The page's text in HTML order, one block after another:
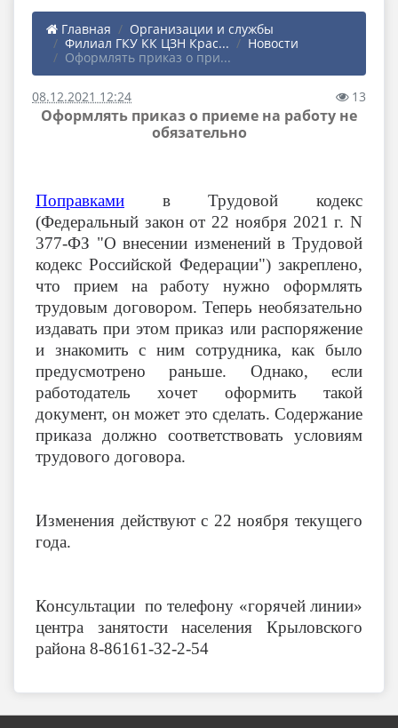
Главная
Организации и службы
Филиал ГКУ КК ЦЗН Крас...
Новости
Оформлять приказ о при...
08.12.2021 12:24 13
Оформлять приказ о приеме на работу не
обязательно
Поправками в Трудовой кодекс
(Федеральный закон от 22 ноября 2021 г. N
377-ФЗ "О внесении изменений в Трудовой
кодекс Российской Федерации") закреплено,
что прием на работу нужно оформлять
трудовым договором. Теперь необязательно
издавать при этом приказ или распоряжение
и знакомить с ним сотрудника, как было
предусмотрено раньше. Однако, если
работодатель хочет оформить такой
документ, он может это сделать. Содержание
приказа должно соответствовать условиям
трудового договора.
Изменения действуют с 22 ноября текущего
года.
Консультации по телефону «горячей линии»
центра занятости населения Крыловского
района 8-86161-32-2-54